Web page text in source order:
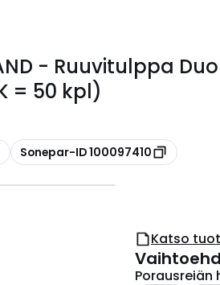
- Ruuvitulppa
= 50 kpl)
Kopioi
Sonepar-ID 100097410
Katso
Porausreiän